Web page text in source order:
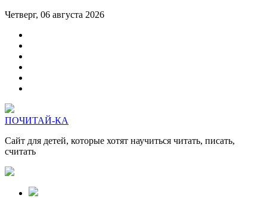
Четверг, 06 августа 2026
ПОЧИТАЙ-КА
Сайт для детей, которые хотят научиться читать, писать,
считать